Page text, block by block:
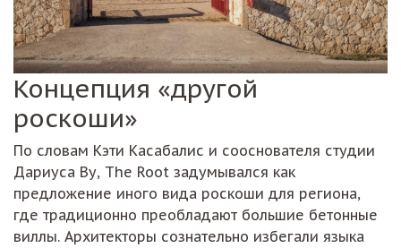
Концепция «другой
роскоши»
По словам Кэти Касабалис и сооснователя студии
Дариуса Ву, The Root задумывался как
предложение иного вида роскоши для региона,
где традиционно преобладают большие бетонные
виллы. Архитекторы сознательно избегали языка